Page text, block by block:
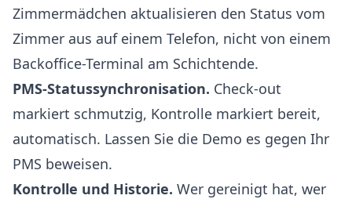
Zimmermädchen aktualisieren den Status vom
Zimmer aus auf einem Telefon, nicht von einem
Backoffice-Terminal am Schichtende.
PMS-Statussynchronisation. Check-out
markiert schmutzig, Kontrolle markiert bereit,
automatisch. Lassen Sie die Demo es gegen Ihr
PMS beweisen.
Kontrolle und Historie. Wer gereinigt hat, wer